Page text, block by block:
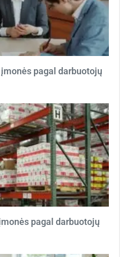
pagal darbuotojų
pagal darbuotojų